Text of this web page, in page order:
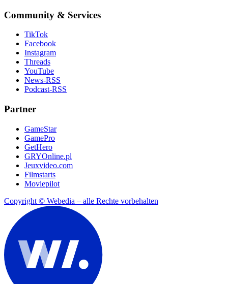
Community & Services
TikTok
Facebook
Instagram
Threads
YouTube
News-RSS
Podcast-RSS
Partner
GameStar
GamePro
GetHero
GRYOnline.pl
Jeuxvideo.com
Filmstarts
Moviepilot
Copyright © Webedia – alle Rechte vorbehalten